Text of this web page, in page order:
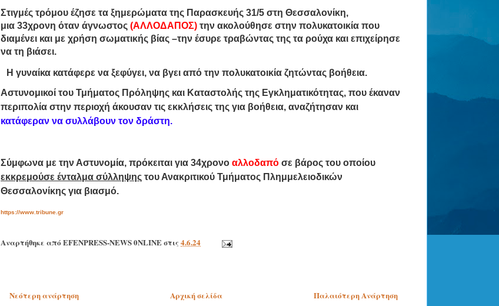
Στιγμές τρόμου έζησε τα ξημερώματα της Παρασκευής 31/5 στη Θεσσαλονίκη,
μια 33χρονη όταν άγνωστος (ΑΛΛΟΔΑΠΟΣ) την ακολούθησε στην πολυκατοικία που
διαμένει και με χρήση σωματικής βίας –την έσυρε τραβώντας της τα ρούχα και επιχείρησε
να τη βιάσει.
Η γυναίκα κατάφερε να ξεφύγει, να βγει από την πολυκατοικία ζητώντας βοήθεια.
Αστυνομικοί του Τμήματος Πρόληψης και Καταστολής της Εγκληματικότητας, που έκαναν
περιπολία στην περιοχή άκουσαν τις εκκλήσεις της για βοήθεια, αναζήτησαν και
κατάφεραν να συλλάβουν τον δράστη.
Σύμφωνα με την Αστυνομία, πρόκειται για 34χρονο αλλοδαπό σε βάρος του οποίου
εκκρεμούσε ένταλμα σύλληψης του Ανακριτικού Τμήματος Πλημμελειοδικών
Θεσσαλονίκης για βιασμό.
https://www.tribune.gr
Αναρτήθηκε από EFENPRESS-NEWS 0NLINEστις 4.6.24
Νεότερη ανάρτηση Παλαιότερη Ανάρτηση
Αρχική σελίδα